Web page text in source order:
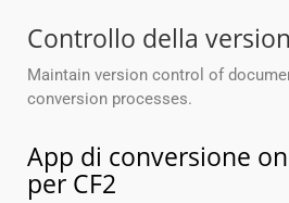
Controllo della
Maintain version control of
conversion processes.
App di conversione
per CF2